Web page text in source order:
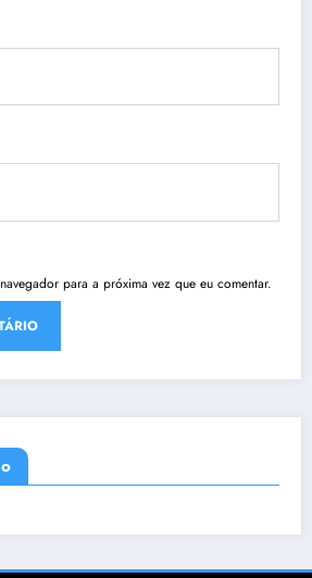
para a próxima vez que eu comentar.